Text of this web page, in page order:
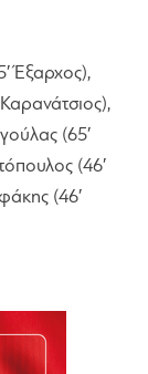
Έξαρχος),
(65′
(46′
(46′